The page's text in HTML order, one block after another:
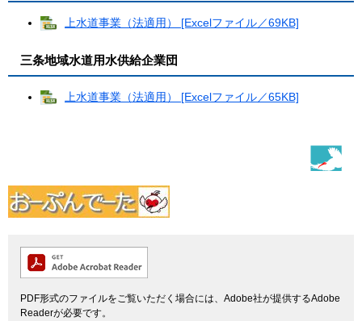
上水道事業（法適用） [Excelファイル／69KB]
三条地域水道用水供給企業団
上水道事業（法適用） [Excelファイル／65KB]
PDF形式のファイルをご覧いただく場合には、Adobe社が提供するAdobe
Readerが必要です。